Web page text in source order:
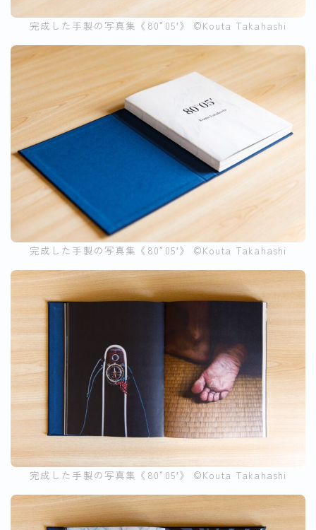
完成した手製の写真集《80°05′》 ©︎Kouta Takahashi
完成した手製の写真集《80°05′》 ©︎Kouta Takahashi
完成した手製の写真集《80°05′》 ©︎Kouta Takahashi